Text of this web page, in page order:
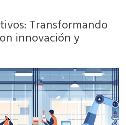
Transformando
innovación y